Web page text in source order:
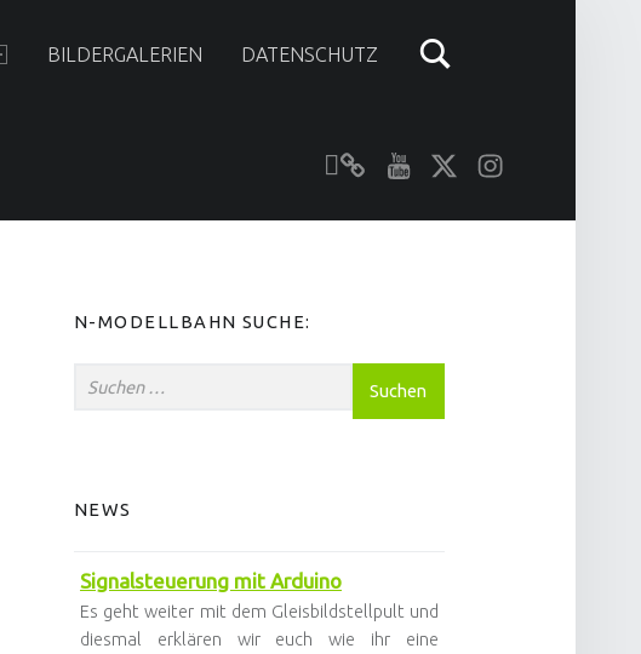
BILDERGALERIEN DATENSCHUTZ
SIDEBAR
N-MODELLBAHN SUCHE:
NEWS
Signalsteuerung mit Arduino
Es geht weiter mit dem Gleisbildstellpult und
diesmal erklären wir euch wie ihr eine